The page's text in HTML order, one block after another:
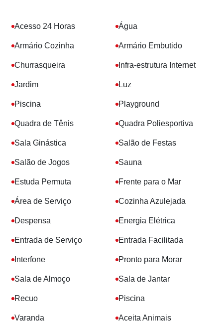
Acesso 24 Horas Água
Armário Cozinha Armário Embutido
Churrasqueira Infra-estrutura Internet
Jardim Luz
Piscina Playground
Quadra de Tênis Quadra Poliesportiva
Sala Ginástica Salão de Festas
Salão de Jogos Sauna
Estuda Permuta Frente para o Mar
Área de Serviço Cozinha Azulejada
Despensa Energia Elétrica
Entrada de Serviço Entrada Facilitada
Interfone Pronto para Morar
Sala de Almoço Sala de Jantar
Recuo Piscina
Varanda Aceita Animais